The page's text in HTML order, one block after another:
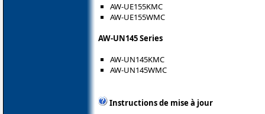
AW-UE155KMC
AW-UE155WMC
AW-UN145 Series
AW-UN145KMC
AW-UN145WMC
Instructions de mise à jour